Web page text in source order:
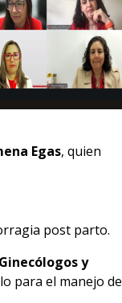
Egas, quien
post parto.
y
para el manejo de